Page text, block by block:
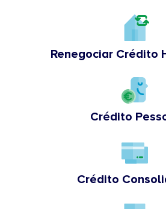
Renegociar Crédito
Crédito
Crédito